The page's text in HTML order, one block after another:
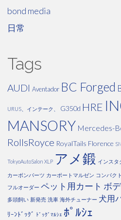
bond media
日常
Tags
AUDI Aventador BC Forged
URUS、インテーク、 G350d HRE
MANSORY Mercedes-
RollsRoyce RoyalTails Florence
TokyoAutoSalon XLP アメ鍛 インスタ
カーボンパーツ カーポートマルゼン コンパクト
フルオーダー ペット用カート ボ
多頭飼い 新発売 洗車 海外チューナー 犬用
ﾘｰﾝﾄﾞｯｸﾞ
ﾄﾞｯｸﾞﾏﾙｼｪ ﾎﾟﾙｼｪ